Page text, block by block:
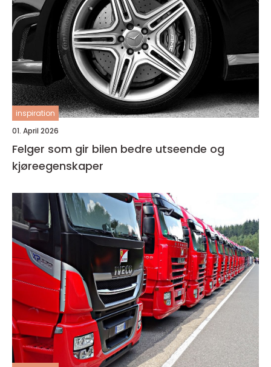
inspiration
01. April 2026
Felger som gir bilen bedre utseende og
kjøreegenskaper